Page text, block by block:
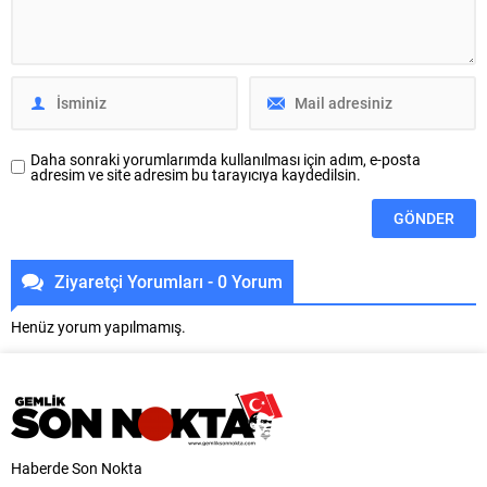
memnuniyeti dile getirerek, “Su...
göreve geldiği 10 Nisan’dan
bugüne...
Daha sonraki yorumlarımda kullanılması için adım, e-posta
adresim ve site adresim bu tarayıcıya kaydedilsin.
Ziyaretçi Yorumları - 0 Yorum
Henüz yorum yapılmamış.
Haberde Son Nokta